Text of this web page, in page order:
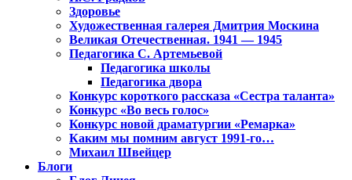
Здоровье
Художественная галерея Дмитрия Москина
Великая Отечественная. 1941 — 1945
Педагогика С. Артемьевой
Педагогика школы
Педагогика двора
Конкурс короткого рассказа «Сестра таланта»
Конкурс «Во весь голос»
Конкурс новой драматургии «Ремарка»
Каким мы помним август 1991-го…
Михаил Швейцер
Блоги